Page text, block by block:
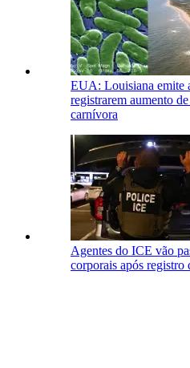
EUA: Louisiana emite
registrarem aumento
carnívora
Agentes do ICE vão
corporais após registro